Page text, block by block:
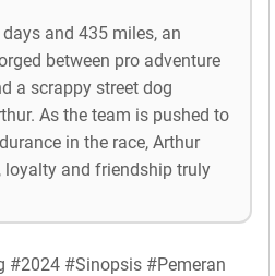
and 435 miles, an
between pro adventure
a scrappy street dog
As the team is pushed to
in the race, Arthur
loyalty and friendship truly
#2024 #Sinopsis #Pemeran